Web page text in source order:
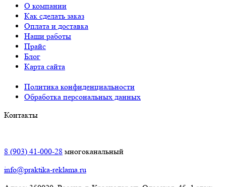
О компании
Как сделать заказ
Оплата и доставка
Наши работы
Прайс
Блог
Карта сайта
Политика конфиденциальности
Обработка персональных данных
Контакты
8 (903) 41-000-28 многоканальный
info@praktika-reklama.ru